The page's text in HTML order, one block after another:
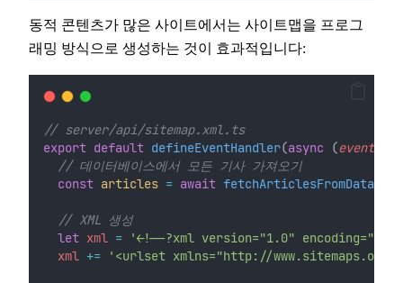
동적 콘텐츠가 많은 사이트에서는 사이트맵을 프로그
래밍 방식으로 생성하는 것이 효과적입니다:
// server/api/sitemap.xml.ts
export default defineEventHandler(async (event
// 데이터베이스에서 모든 기사 가져오기
const articles = await fetchArticlesFromDatabase
// XML 생성
let xml =
'<!--?xml version="1.0"
xml += '<urlset xmlns="http://www.sitemaps.org/